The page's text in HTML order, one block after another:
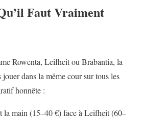
Faut Vraiment
Rowenta, Leifheit ou Brabantia, la
dans la même cour sur tous les
honnête :
la main (15–40 €) face à Leifheit (60–